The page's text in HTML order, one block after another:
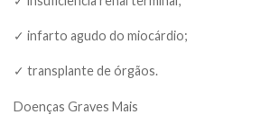
✓ infarto agudo do miocárdio;
✓ transplante de órgãos.
Doenças Graves Mais